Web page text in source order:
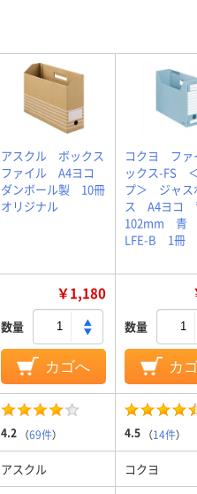
アスクル ボックス
ファイル A4ヨコ
ダンボール製 10冊
オリジナル
コクヨ ファ
ックス-FS
プ＞ ジャス
ス A4ヨコ
102mm 青
LFE-B 1冊
￥1,180
数量
カゴへ
数量
カ
4.2 （69件） 4.5 （14件）
アスクル コクヨ